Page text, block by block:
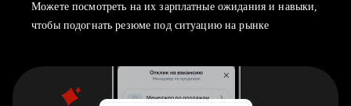
Можете посмотреть на их зарплатные ожидания и навыки,
чтобы подогнать резюме под ситуацию на рынке